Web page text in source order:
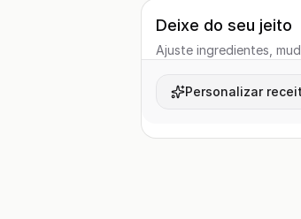
Deixe do seu jeito
Ajuste ingredientes,
Personalizar